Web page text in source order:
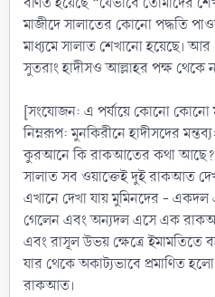
মাজীদে সালাতের কোনো পদ্ধতি
মাধ্যমে সালাত শেখানো হয়েছে। আর
সুতরাং হাদীসও আল্লাহর পক্ষ থেকে
[সংযোজন: এ পর্যায়ে কোনো কোনো
নিম্নরূপ: মুনকিরীনে হাদীসদের
কুরআনে কি রাকআতের কথা আছে?-
সালাত সব ওয়াক্তেই দুই রাকআত
এখানে দেখা যায় মুমিনদের -
গেলেন এবং অন্যদল এসে এক
এবং রাসূল উভয় ক্ষেত্রে
যার থেকে অকাট্যভাবে প্রমাণিত
রাকআত।